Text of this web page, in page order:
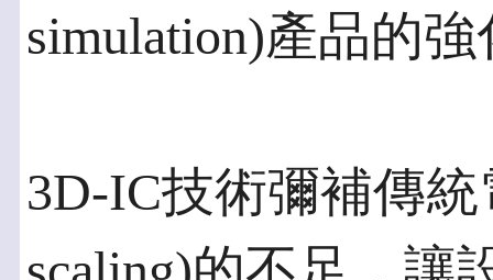
simulation)產品的
3D-IC技術彌補傳統